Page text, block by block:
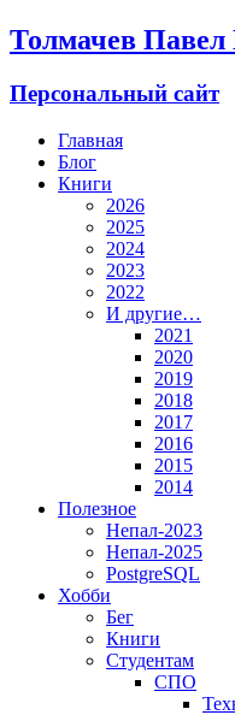
Толмачев
Персональный сайт
Главная
Блог
Книги
2026
2025
2024
2023
2022
И другие…
2021
2020
2019
2018
2017
2016
2015
2014
Полезное
Непал-2023
Непал-2025
PostgreSQL
Хобби
Бег
Книги
Студентам
СПО